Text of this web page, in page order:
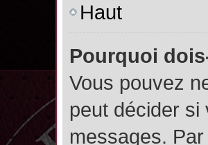
Haut
Pourquoi
Vous pouvez
peut décider
messages.